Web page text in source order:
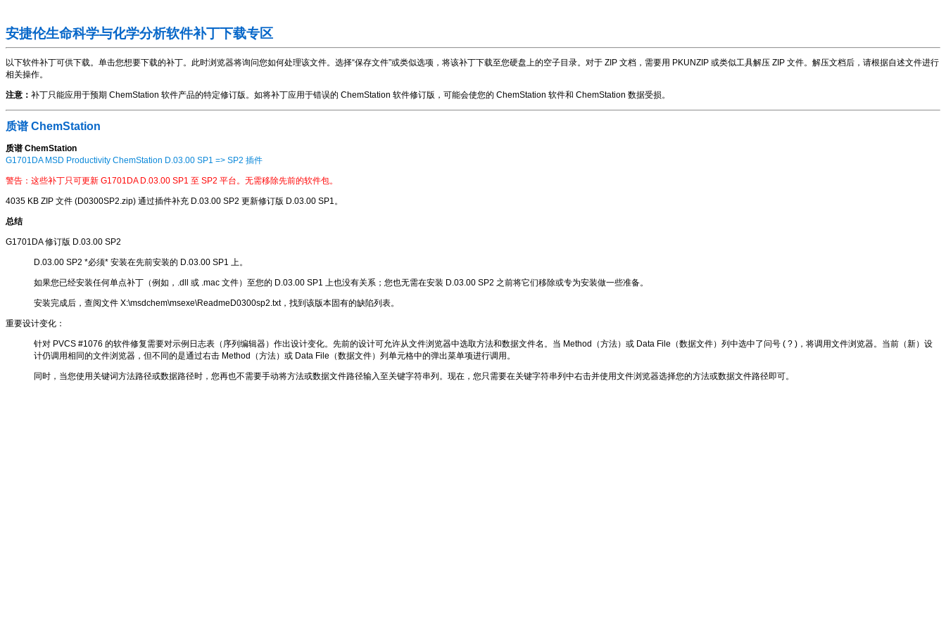
安捷伦生命科学与化学分析软件补丁下载专区
以下软件补丁可供下载。单击您想要下载的补丁。此时浏览器将询问您如何处理该文件。选择“保存文件”或类似选项，将该补丁下载至您硬盘上的空子目录。对于 ZIP 文档，需要用 PKUNZIP 或类似工具解压 ZIP 文件。解压文档后，请根据自述文件进行
相关操作。
注意： 补丁只能应用于预期 ChemStation 软件产品的特定修订版。如将补丁应用于错误的 ChemStation 软件修订版，可能会使您的 ChemStation 软件和 ChemStation 数据受损。
质谱 ChemStation
质谱 ChemStation
G1701DA MSD Productivity ChemStation D.03.00 SP1 => SP2 插件
警告：这些补丁只可更新 G1701DA D.03.00 SP1 至 SP2 平台。无需移除先前的软件包。
4035 KB ZIP 文件 (D0300SP2.zip) 通过插件补充 D.03.00 SP2 更新修订版 D.03.00 SP1。
总结
G1701DA 修订版 D.03.00 SP2
D.03.00 SP2 *必须* 安装在先前安装的 D.03.00 SP1 上。
如果您已经安装任何单点补丁（例如，.dll 或 .mac 文件）至您的 D.03.00 SP1 上也没有关系；您也无需在安装 D.03.00 SP2 之前将它们移除或专为安装做一些准备。
安装完成后，查阅文件 X:\msdchem\msexe\ReadmeD0300sp2.txt，找到该版本固有的缺陷列表。
重要设计变化：
针对 PVCS #1076 的软件修复需要对示例日志表（序列编辑器）作出设计变化。先前的设计可允许从文件浏览器中选取方法和数据文件名。当 Method（方法）或 Data File（数据文件）列中选中了问号 ( ? )，将调用文件浏览器。当前（新）设
计仍调用相同的文件浏览器，但不同的是通过右击 Method（方法）或 Data File（数据文件）列单元格中的弹出菜单项进行调用。
同时，当您使用关键词方法路径或数据路径时，您再也不需要手动将方法或数据文件路径输入至关键字符串列。现在，您只需要在关键字符串列中右击并使用文件浏览器选择您的方法或数据文件路径即可。